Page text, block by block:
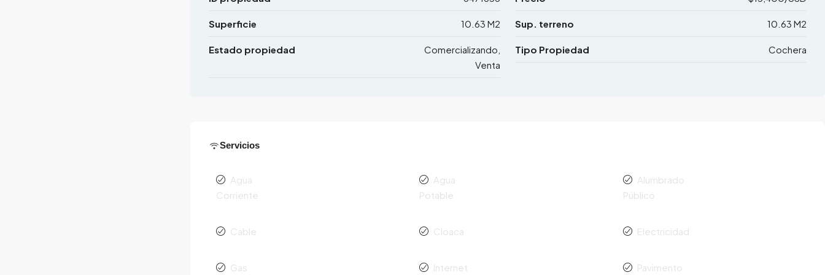
Superficie 10.63 M2 Sup. terreno 10.63 M2
Estado propiedad
Comercializando,
Venta
Tipo Propiedad Cochera
Servicios
Agua
Corriente
Agua
Potable
Alumbrado
Público
Cable Cloaca Electricidad
Gas
Internet Pavimento